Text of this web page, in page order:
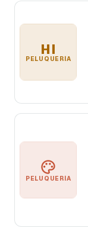
HI
PELUQUERÍA
PELUQUERÍA